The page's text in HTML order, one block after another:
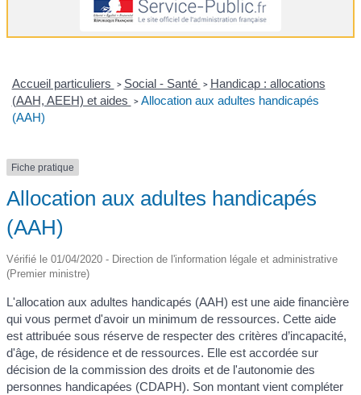
Accueil particuliers > Social - Santé > Handicap : allocations
(AAH, AEEH) et aides > Allocation aux adultes handicapés
(AAH)
Fiche pratique
Allocation aux adultes handicapés
(AAH)
Vérifié le 01/04/2020 - Direction de l'information légale et administrative
(Premier ministre)
L'allocation aux adultes handicapés (AAH) est une aide financière
qui vous permet d'avoir un minimum de ressources. Cette aide
est attribuée sous réserve de respecter des critères d’incapacité,
d'âge, de résidence et de ressources. Elle est accordée sur
décision de la commission des droits et de l'autonomie des
personnes handicapées (CDAPH). Son montant vient compléter